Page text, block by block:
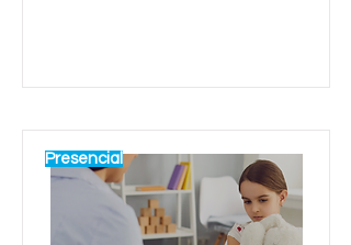
Presencial